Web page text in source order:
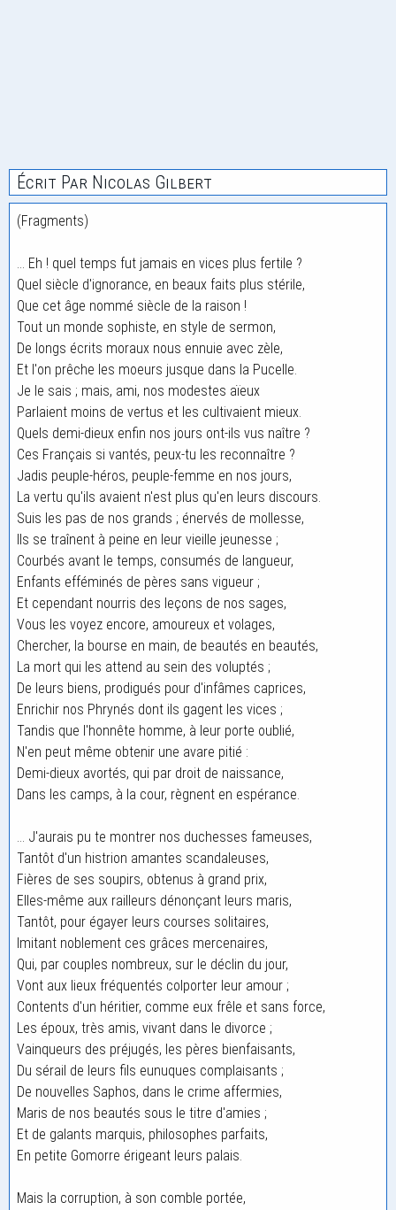
Écrit Par Nicolas Gilbert
(Fragments)
... Eh ! quel temps fut jamais en vices plus fertile ?
Quel siècle d'ignorance, en beaux faits plus stérile,
Que cet âge nommé siècle de la raison !
Tout un monde sophiste, en style de sermon,
De longs écrits moraux nous ennuie avec zèle,
Et l'on prêche les moeurs jusque dans la Pucelle.
Je le sais ; mais, ami, nos modestes aïeux
Parlaient moins de vertus et les cultivaient mieux.
Quels demi-dieux enfin nos jours ont-ils vus naître ?
Ces Français si vantés, peux-tu les reconnaître ?
Jadis peuple-héros, peuple-femme en nos jours,
La vertu qu'ils avaient n'est plus qu'en leurs discours.
Suis les pas de nos grands ; énervés de mollesse,
Ils se traînent à peine en leur vieille jeunesse ;
Courbés avant le temps, consumés de langueur,
Enfants efféminés de pères sans vigueur ;
Et cependant nourris des leçons de nos sages,
Vous les voyez encore, amoureux et volages,
Chercher, la bourse en main, de beautés en beautés,
La mort qui les attend au sein des voluptés ;
De leurs biens, prodigués pour d'infâmes caprices,
Enrichir nos Phrynés dont ils gagent les vices ;
Tandis que l'honnête homme, à leur porte oublié,
N'en peut même obtenir une avare pitié :
Demi-dieux avortés, qui par droit de naissance,
Dans les camps, à la cour, règnent en espérance.
... J'aurais pu te montrer nos duchesses fameuses,
Tantôt d'un histrion amantes scandaleuses,
Fières de ses soupirs, obtenus à grand prix,
Elles-même aux railleurs dénonçant leurs maris,
Tantôt, pour égayer leurs courses solitaires,
Imitant noblement ces grâces mercenaires,
Qui, par couples nombreux, sur le déclin du jour,
Vont aux lieux fréquentés colporter leur amour ;
Contents d'un héritier, comme eux frêle et sans force,
Les époux, très amis, vivant dans le divorce ;
Vainqueurs des préjugés, les pères bienfaisants,
Du sérail de leurs fils eunuques complaisants ;
De nouvelles Saphos, dans le crime affermies,
Maris de nos beautés sous le titre d'amies ;
Et de galants marquis, philosophes parfaits,
En petite Gomorre érigeant leurs palais.
Mais la corruption, à son comble portée,